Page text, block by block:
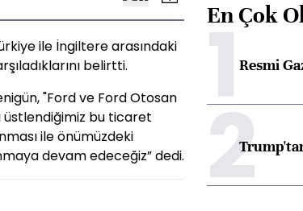
ile İngiltere arasındaki
belirtti.
"Ford ve Ford Otosan
üstlendiğimiz bu ticaret
ile önümüzdeki
devam edeceğiz” dedi.
En Çok
1Resmi
2